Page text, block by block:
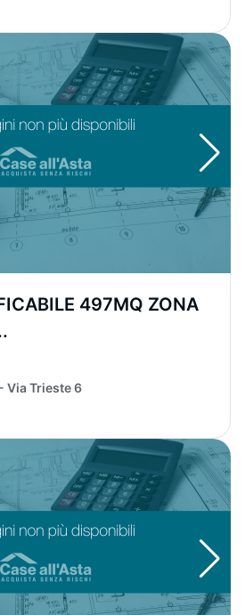
497MQ ZONA
Via Trieste 6